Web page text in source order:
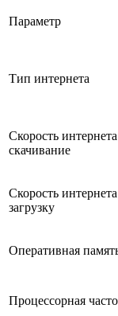
Параметр
Тип интернета
Скорость
скачивание
Скорость
загрузку
Оперативная
Процессорная